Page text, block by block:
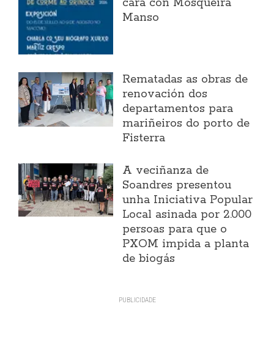
cara con Mosqueira
Manso
Rematadas as obras de
renovación dos
departamentos para
mariñeiros do porto de
Fisterra
A veciñanza de
Soandres presentou
unha Iniciativa Popular
Local asinada por 2.000
persoas para que o
PXOM impida a planta
de biogás